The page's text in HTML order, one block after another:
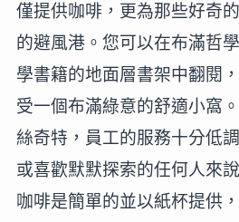
僅提供咖啡，更為那些好奇
的避風港。您可以在布滿哲
學書籍的地面層書架中翻閱
受一個布滿綠意的舒適小窩
絲奇特，員工的服務十分低
或喜歡默默探索的任何人來
咖啡是簡單的並以紙杯提供